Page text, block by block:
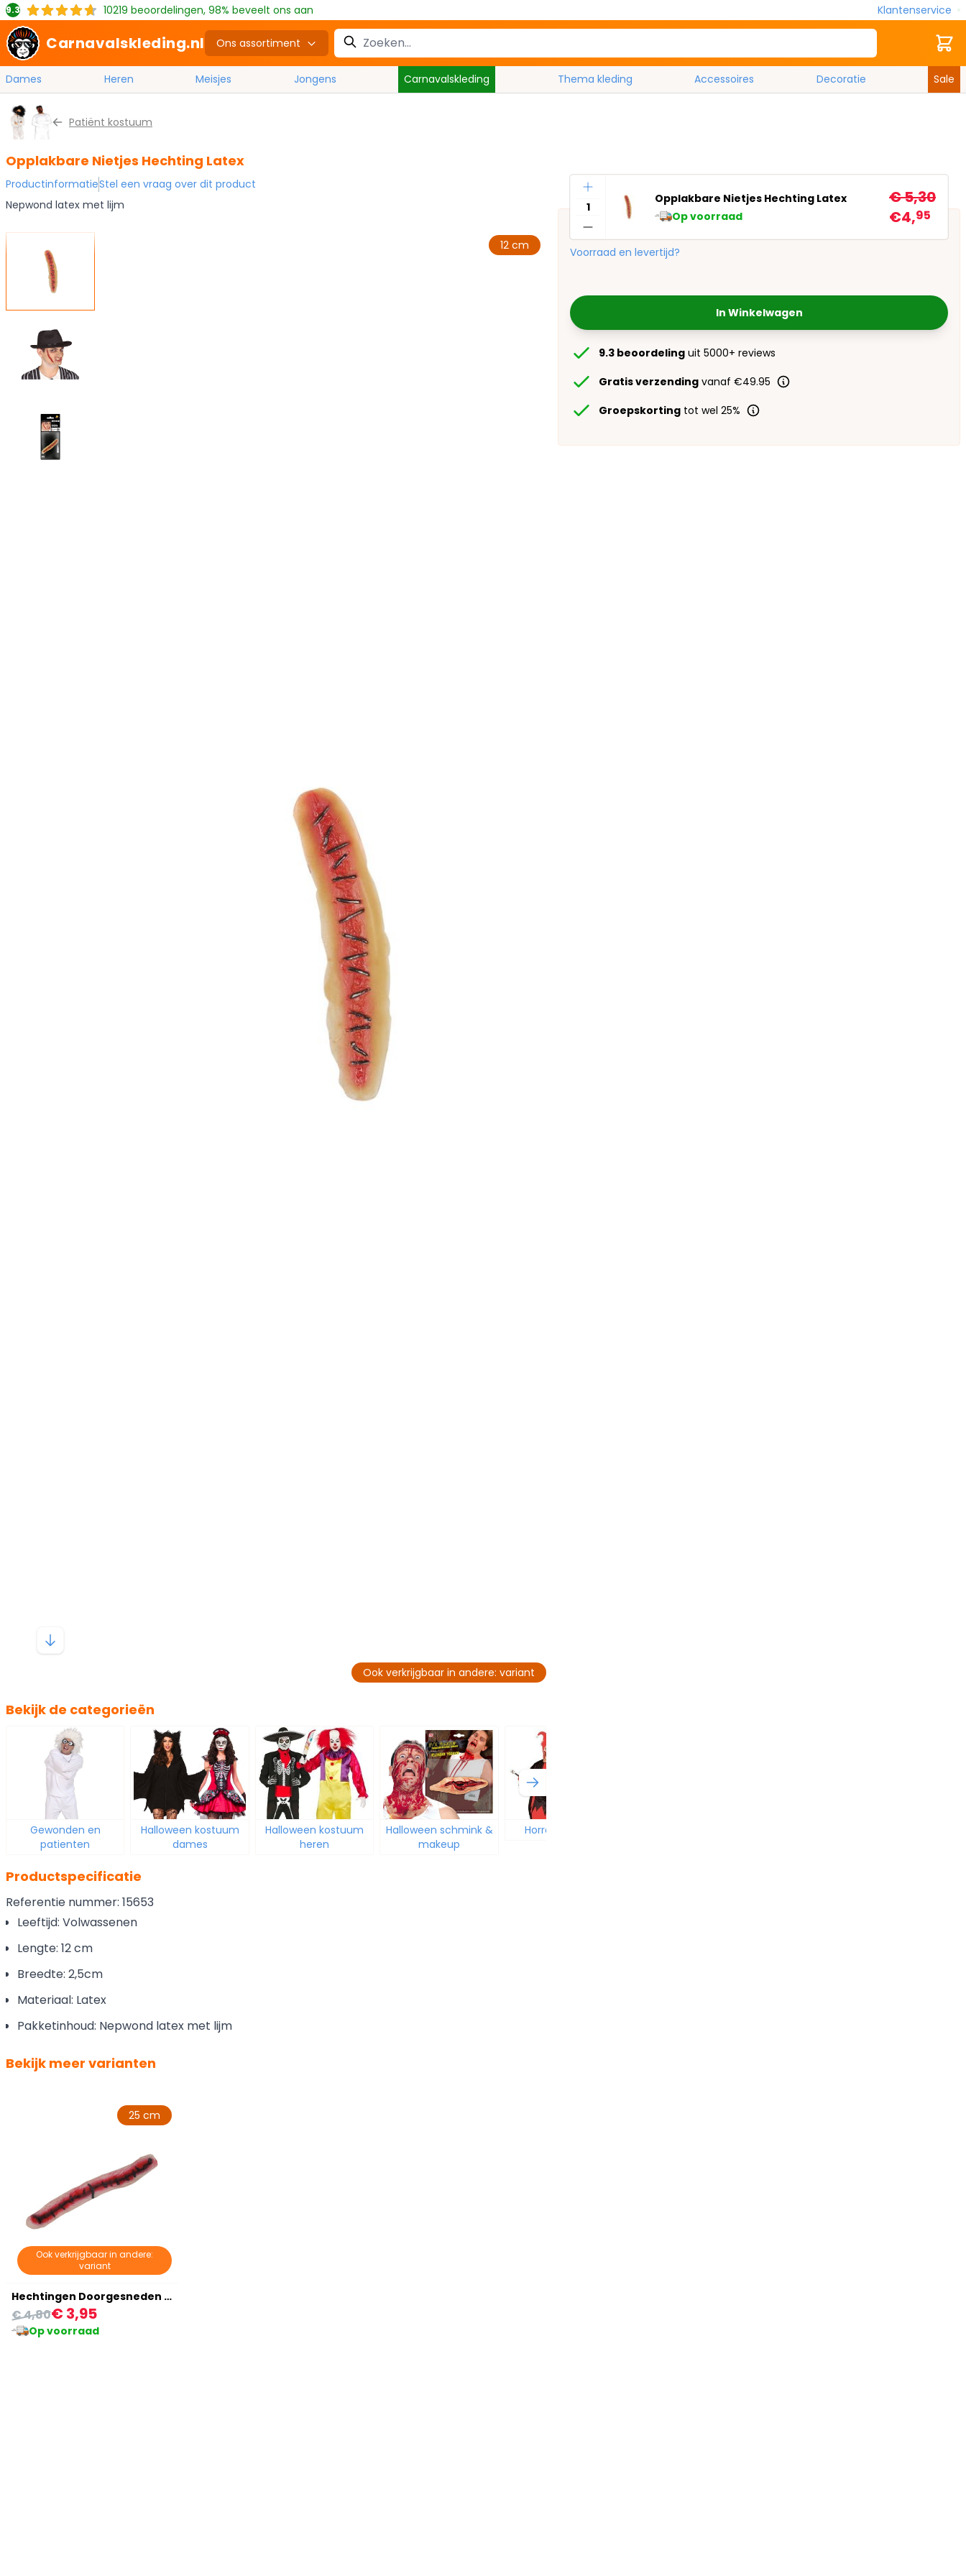
9.3 10219 beoordelingen, 98% beveelt ons aan Klantenservice
Carnavalskleding.nl Ons assortiment
Zoek Cart
Dames Heren Meisjes Jongens Carnavalskleding Thema kleding Accessoires Decoratie
Sale
Patiënt kostuum
Opplakbare Nietjes Hechting Latex
ProductinformatieStel een vraag over dit product
Nepwond latex met lijm
12 cm
Ook verkrijgbaar in andere: variant
Aantal
Opplakbare Nietjes Hechting Latex
Op voorraad
€ 5,30
€4,95
Voorraad en levertijd?
In Winkelwagen
9.3 beoordeling uit 5000+ reviews
Gratis verzending vanaf €49.95
Groepskorting tot wel 25%
Bekijk de categorieën
Gewonden en
patienten
Halloween kostuum
dames
Halloween kostuum
heren
Halloween schmink &
makeup
Horror kostuum
Productspecificatie
Referentie nummer: 15653
Leeftijd: Volwassenen
Lengte: 12 cm
Breedte: 2,5cm
Materiaal: Latex
Pakketinhoud: Nepwond latex met lijm
Bekijk meer varianten
Ook verkrijgbaar in andere:
variant
25 cm
Hechtingen Doorgesneden Keel
€ 3,95
€ 4,80
Op voorraad